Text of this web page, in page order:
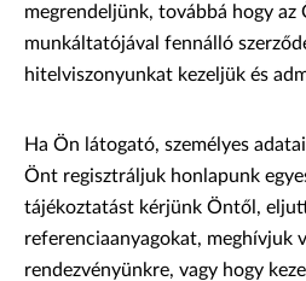
megrendeljünk, továbbá hogy az
munkáltatójával fennálló
hitelviszonyunkat kezeljük és
Ha Ön látogató, személyes
Önt regisztráljuk honlapunk
tájékoztatást kérjünk Öntől,
referenciaanyagokat, meghívjuk
rendezvényünkre, vagy hogy